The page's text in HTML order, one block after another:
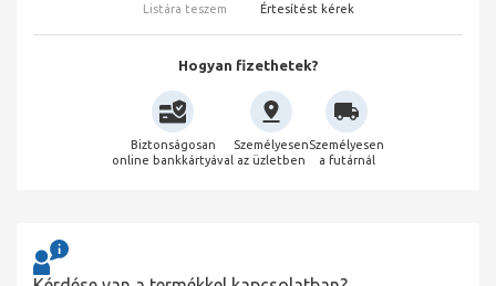
Listára teszem Értesítést kérek
Hogyan fizethetek?
Biztonságosan
online bankkártyával
Személyesen
az üzletben
Személyesen
a futárnál